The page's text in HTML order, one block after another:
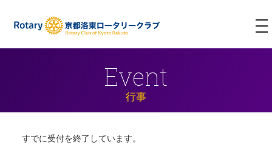
Event
行事
すでに受付を終了しています。